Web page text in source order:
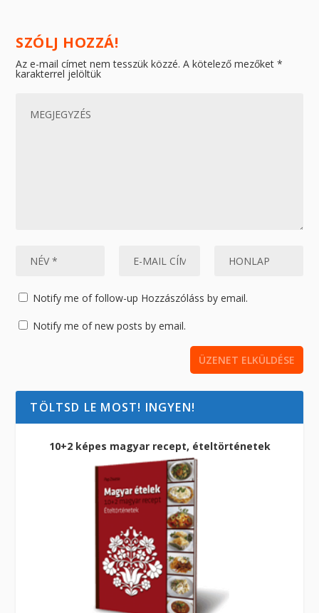
SZÓLJ HOZZÁ!
Az e-mail címet nem tesszük közzé. A kötelező mezőket*
karakterrel jelöltük
Notify me of follow-up Hozzászóláss by email.
Notify me of new posts by email.
TÖLTSD LE MOST! INGYEN!
10+2 képes magyar recept, ételtörténetek